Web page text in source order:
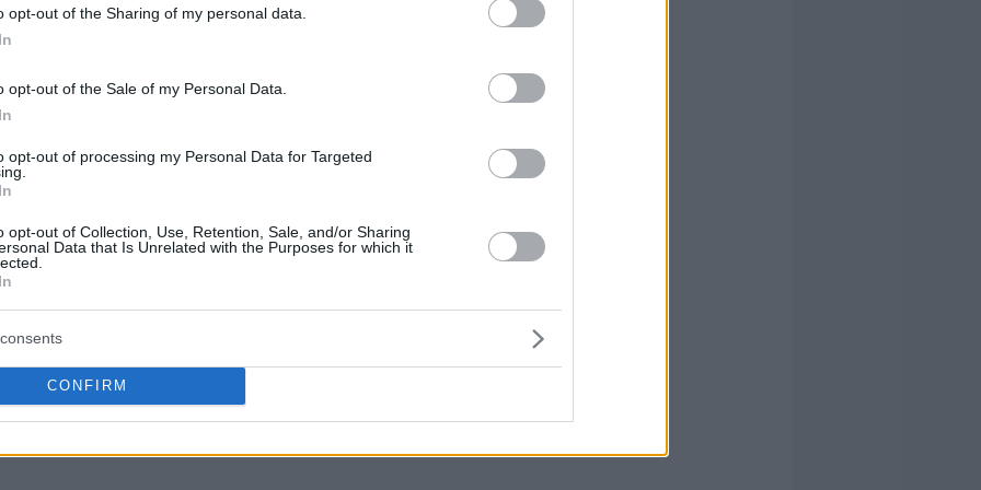
opt-out of the Sharing of my personal data.
opt-out of the Sale of my Personal Data.
opt-out of processing my Personal Data for Targeted
opt-out of Collection, Use, Retention, Sale, and/or Sharing
Data that Is Unrelated with the Purposes for which it
CONFIRM
προσωπική του απόδοση…
τι μπορώ να κάνω για να βοηθάω
συχνά). Αλλά είναι θέμα ψυχολογίας
να είμαι έτοιμος. Κάποιες φορές τα
είναι το μπάσκετ”.